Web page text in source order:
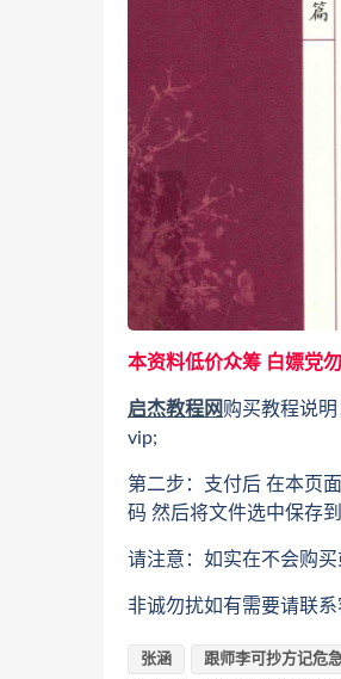
本资料低价众筹 白嫖党
启杰教程网购买教程说
vip;
第二步：支付后 在本页
码 然后将文件选中保存
请注意：如实在不会购
非诚勿扰如有需要请联
张涵 跟师李可抄方记危